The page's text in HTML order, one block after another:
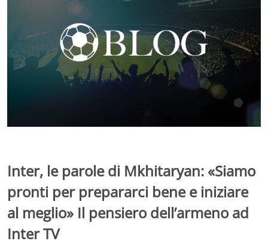
Inter, le parole di Mkhitaryan: «Siamo
pronti per prepararci bene e iniziare
al meglio» Il pensiero dell’armeno ad
Inter TV